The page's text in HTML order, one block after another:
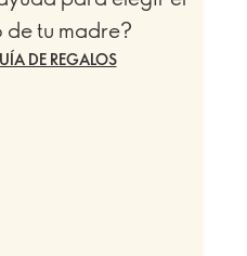
de tu madre?
DE REGALOS